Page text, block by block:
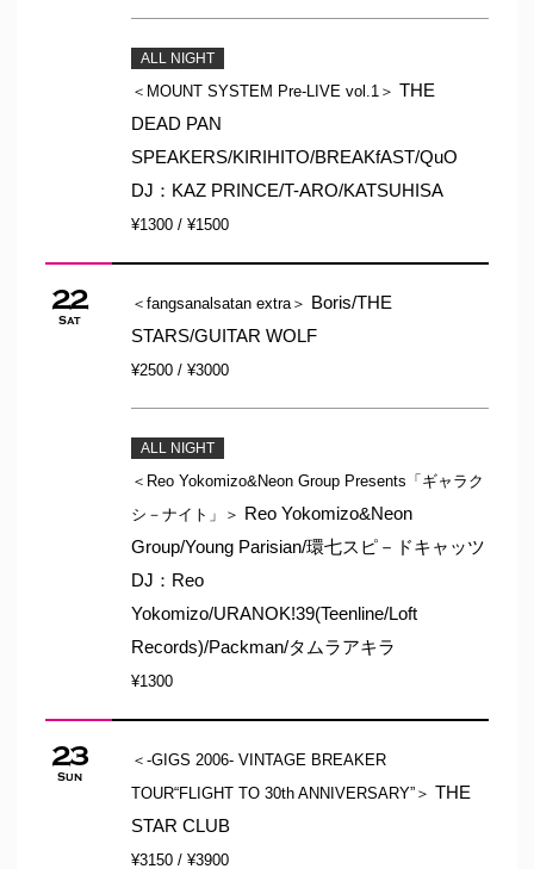
ALL NIGHT
＜MOUNT SYSTEM Pre-LIVE vol.1＞ THE
DEAD PAN
SPEAKERS/KIRIHITO/BREAKfAST/QuO
DJ：KAZ PRINCE/T-ARO/KATSUHISA
¥1300 / ¥1500
22
Sat
＜fangsanalsatan extra＞ Boris/THE
STARS/GUITAR WOLF
¥2500 / ¥3000
ALL NIGHT
＜Reo Yokomizo&Neon Group Presents「ギャラク
シ－ナイト」＞ Reo Yokomizo&Neon
Group/Young Parisian/環七スピ－ドキャッツ
DJ：Reo
Yokomizo/URANOK!39(Teenline/Loft
Records)/Packman/タムラアキラ
¥1300
23
Sun
＜-GIGS 2006- VINTAGE BREAKER
TOUR“FLIGHT TO 30th ANNIVERSARY”＞ THE
STAR CLUB
¥3150 / ¥3900